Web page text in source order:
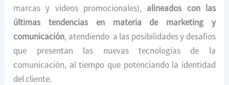
marcas y videos promocionales), alineados con las
últimas tendencias en materia de marketing y
comunicación, atendiendo a las posibilidades y desafíos
que presentan las nuevas tecnologías de la
comunicación, al tiempo que potenciando la identidad
del cliente.